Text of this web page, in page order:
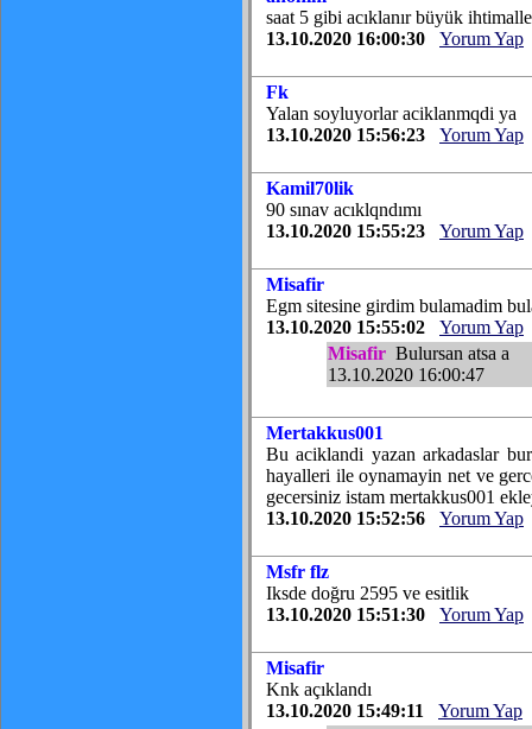
saat 5 gibi acıklanır büyük ihtimalle
13.10.2020 16:00:30
Yorum Yap
Fk
Yalan soyluyorlar aciklanmqdi ya
13.10.2020 15:56:23
Yorum Yap
Kamil70lik
90 sınav acıklqndımı
13.10.2020 15:55:23
Yorum Yap
Misafir
Egm sitesine girdim bulamadim
13.10.2020 15:55:02
Yorum Yap
Misafir Bulursan atsa a
13.10.2020 16:00:47
Mertakkus001
Bu aciklandi yazan arkadaslar
hayalleri ile oynamayin net ve
gecersiniz istam mertakkus001
13.10.2020 15:52:56
Yorum Yap
Msfr flz
Iksde doğru 2595 ve esitlik
13.10.2020 15:51:30
Yorum Yap
Misafir
Knk açıklandı
13.10.2020 15:49:11
Yorum Yap